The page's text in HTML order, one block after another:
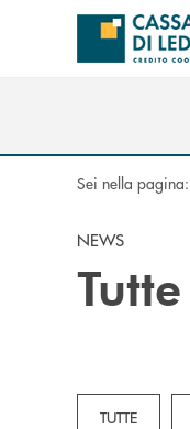
Salta al contenuto
Sei nella pagina:
NEWS
TUTTE